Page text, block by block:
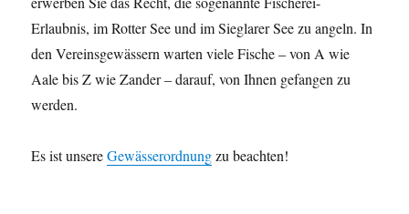
Erlaubnis, im Rotter See und im Sieglarer See zu angeln. In
den Vereinsgewässern warten viele Fische – von A wie
Aale bis Z wie Zander – darauf, von Ihnen gefangen zu
werden.
Es ist unsereGewässerordnungzu beachten!